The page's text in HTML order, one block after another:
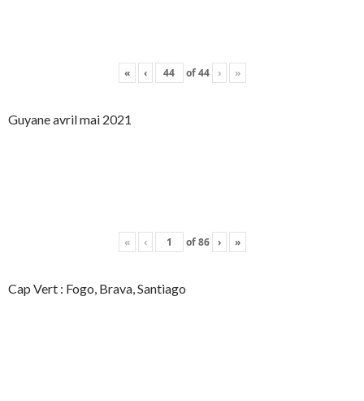
« ‹ of44 › »
Guyane avril mai 2021
« ‹ of86 › »
Cap Vert : Fogo, Brava, Santiago